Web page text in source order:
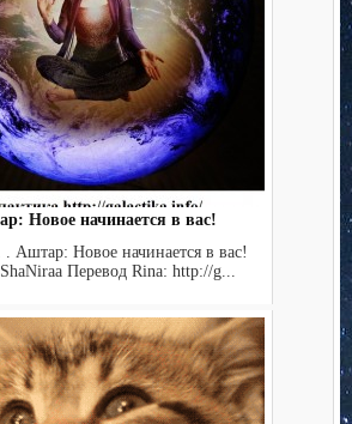
Новое начинается в вас!
. Аштар: Новое начинается в вас!
Перевод Rina: http://g...